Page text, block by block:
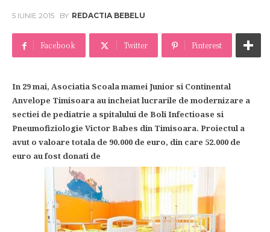
5 IUNIE 2015 BY REDACTIA BEBELU
Facebook Twitter Pinterest
In 29 mai, Asociatia Scoala mamei Junior si Continental
Anvelope Timisoara au incheiat lucrarile de modernizare a
sectiei de pediatrie a spitalului de Boli Infectioase si
Pneumofiziologie Victor Babes din Timisoara. Proiectul a
avut o valoare totala de 90.000 de euro, din care 52.000 de
euro au fost donati de